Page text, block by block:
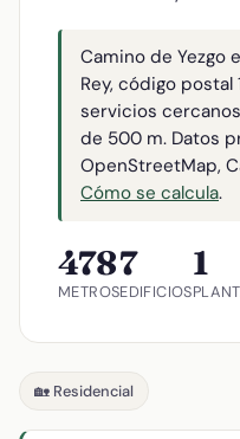
Camino de Yezgo
Rey, código postal
servicios
de 500 m. Datos
OpenStreetMap,
Cómo se calcula.
478
METROS
7
EDIFICIOS
1
🏡 Residencial